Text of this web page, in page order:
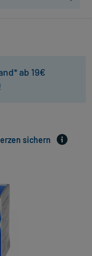
ab 19€
sichern